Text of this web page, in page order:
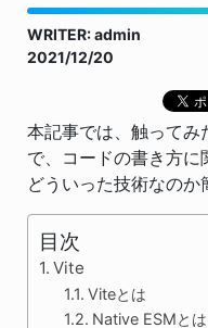
WRITER: admin
2021/12/20
本記事では、触って
で、コードの書き方に
どういった技術なのか
目次
Vite
Viteとは
Native ESMとは